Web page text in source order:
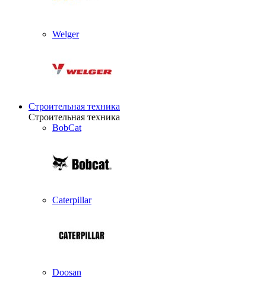
Welger
Строительная техника
Строительная техника
BobCat
Caterpillar
Doosan